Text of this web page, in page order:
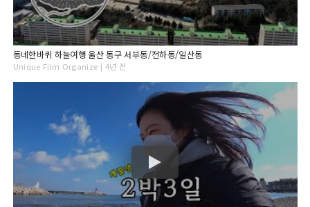
동네한바퀴 하늘여행 울산 동구 서부동/전하동/일산동
Unique Film Organize | 4년 전